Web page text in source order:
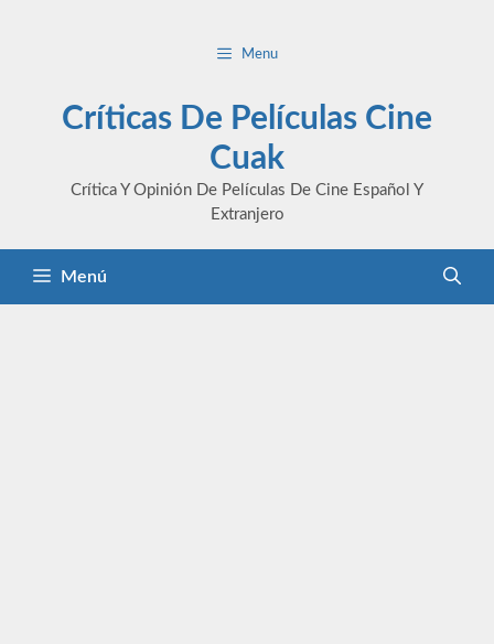
Menu
Críticas De Películas Cine
Cuak
Crítica Y Opinión De Películas De Cine Español Y
Extranjero
Menú